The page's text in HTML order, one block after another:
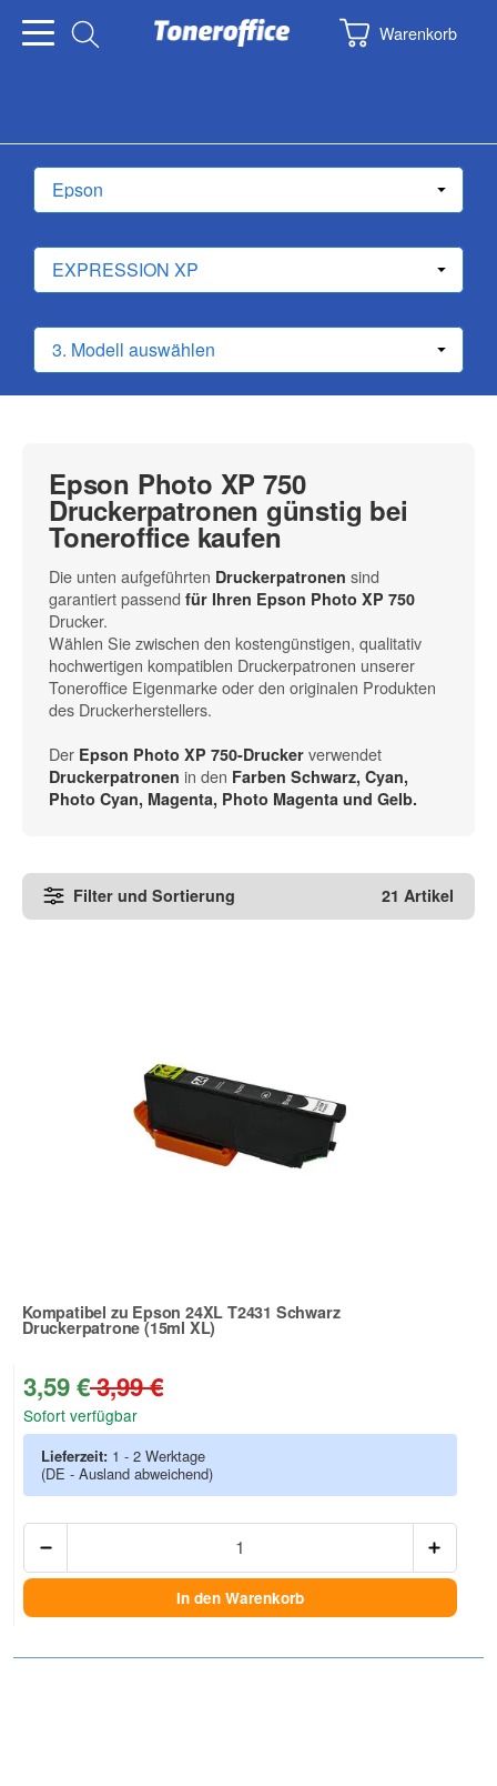
Warenkorb
Epson Photo XP 750
Druckerpatronen günstig bei
Toneroffice kaufen
Die unten aufgeführten Druckerpatronen sind
garantiert passend für Ihren Epson Photo XP 750
Drucker.
Wählen Sie zwischen den kostengünstigen, qualitativ
hochwertigen kompatiblen Druckerpatronen unserer
Toneroffice Eigenmarke oder den originalen Produkten
des Druckerherstellers.
Der Epson Photo XP 750-Drucker verwendet
Druckerpatronen in den Farben Schwarz, Cyan,
Photo Cyan, Magenta, Photo Magenta und Gelb.
Filter und Sortierung 21 Artikel
Kompatibel zu Epson 24XL T2431 Schwarz
Druckerpatrone (15ml XL)
Zur Artikelbewertung
3,59 €3,99 €
Sofort verfügbar
Lieferzeit: 1 - 2 Werktage
(DE - Ausland abweichend)
In den Warenkorb